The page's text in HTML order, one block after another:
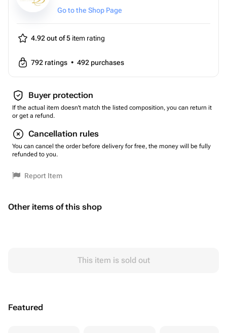
Go to the Shop Page
4.92 out of 5 item rating
792 ratings • 492 purchases
Buyer protection
If the actual item doesn't match the listed composition, you can return it
or get a refund.
Cancellation rules
You can cancel the order before delivery for free, the money will be fully
refunded to you.
Report Item
Other items of this shop
This item is sold out
Featured